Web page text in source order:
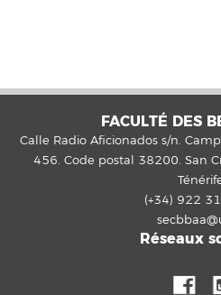
FACULTÉ DES
Calle Radio Aficionados s/n.
456. Code postal 38200. San
(+34) 922
Réseaux